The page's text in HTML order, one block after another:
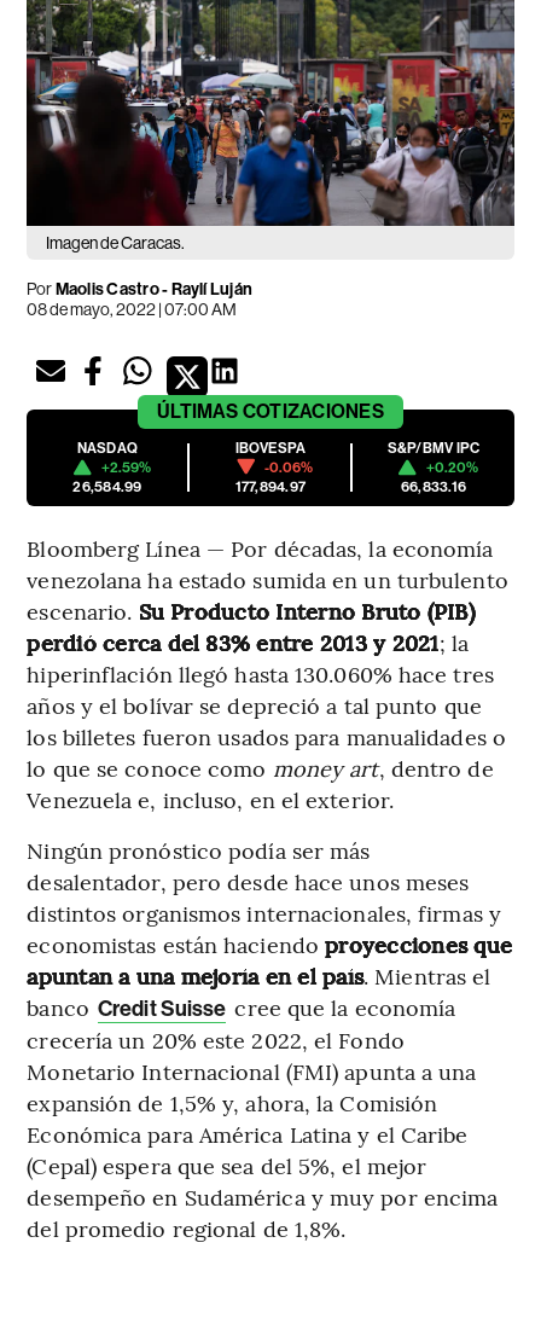
Imagen de Caracas.
PorMaolis Castro-Raylí Luján
08 de mayo, 2022 | 07:00 AM
ÚLTIMAS COTIZACIONES
NASDAQ
+2.59%
26,584.99
IBOVESPA
-0.06%
177,894.97
S&P/BMV IPC
+0.20%
66,833.16
Bloomberg Línea — Por décadas, la economía
venezolana ha estado sumida en un turbulento
escenario. Su Producto Interno Bruto (PIB)
perdió cerca del 83% entre 2013 y 2021; la
hiperinflación llegó hasta 130.060% hace tres
años y el bolívar se depreció a tal punto que
los billetes fueron usados para manualidades o
lo que se conoce como money art, dentro de
Venezuela e, incluso, en el exterior.
Ningún pronóstico podía ser más
desalentador, pero desde hace unos meses
distintos organismos internacionales, firmas y
economistas están haciendo proyecciones que
apuntan a una mejoría en el país. Mientras el
banco Credit Suisse cree que la economía
crecería un 20% este 2022, el Fondo
Monetario Internacional (FMI) apunta a una
expansión de 1,5% y, ahora, la Comisión
Económica para América Latina y el Caribe
(Cepal) espera que sea del 5%, el mejor
desempeño en Sudamérica y muy por encima
del promedio regional de 1,8%.